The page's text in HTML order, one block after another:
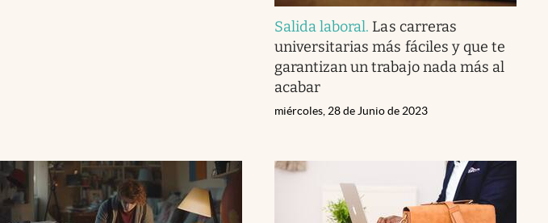
Salida laboral. Las carreras
universitarias más fáciles y que te
garantizan un trabajo nada más al
acabar
miércoles, 28 de Junio de 2023